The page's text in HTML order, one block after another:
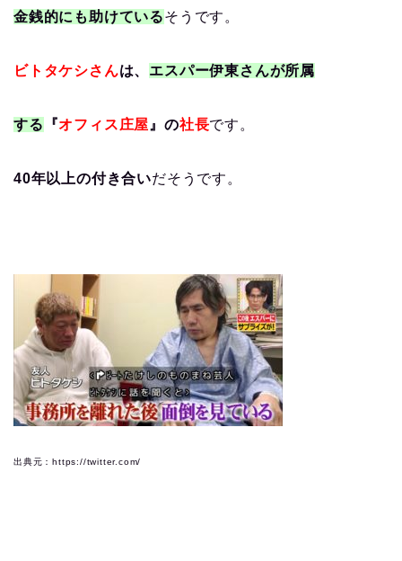
金銭的にも助けているそうです。
ビトタケシさんは、 エスパー伊東さんが所属
する 『オフィス庄屋 』の社長です。
40年以上の付き合いだそうです。
出典元：https://twitter.com/